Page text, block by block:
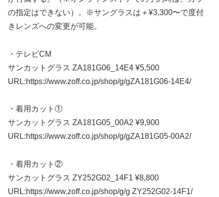
の指定はできない）。※サングラスは＋¥3,300〜で度付
きレンズへの変更が可能。
・テレビCM
サンカットグラス ZA181G06_14E4 ¥5,500
URL:https://www.zoff.co.jp/shop/g/gZA181G06-14E4/
・着用カット①
サンカットグラス ZA181G05_00A2 ¥9,900
URL:https://www.zoff.co.jp/shop/g/gZA181G05-00A2/
・着用カット②
サンカットグラス ZY252G02_14F1 ¥8,800
URL:https://www.zoff.co.jp/shop/g/g ZY252G02-14F1/